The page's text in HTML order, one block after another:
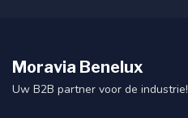
Moravia Benelux
Uw B2B partner voor de industrie!